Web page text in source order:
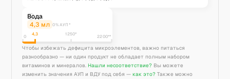
Вода
4,3 мл 0% АУП*
0 4,3 1250* 2200**
Чтобы избежать дефицита микроэлементов, важно питаться
разнообразно — ни один продукт не обладает полным набором
витаминов и минералов. Нашли несоответствие? Вы можете
изменить значения АУП и ВДУ под себя — как это? Также можно